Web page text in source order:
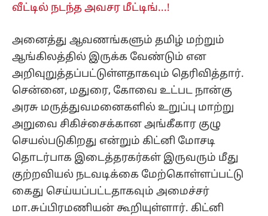
வீட்டில் நடந்த அவசர மீட்டிங்...!
அனைத்து ஆவணங்களும் தமிழ் மற்றும்
ஆங்கிலத்தில் இருக்க வேண்டும் என
அறிவுறுத்தப்பட்டுள்ளதாகவும் தெரிவித்தார்.
சென்னை, மதுரை, கோவை உட்பட நான்கு
அரசு மருத்துவமனைகளில் உறுப்பு மாற்று
அறுவை சிகிச்சைக்கான அங்கீகார குழு
செயல்படுகிறது என்றும் கிட்னி மோசடி
தொடர்பாக இடைத்தரகர்கள் இருவரும் மீது
குற்றவியல் நடவடிக்கை மேற்கொள்ளப்பட்டு
கைது செய்யப்பட்டதாகவும் அமைச்சர்
மா.சுப்பிரமணியன் கூறியுள்ளார். கிட்னி